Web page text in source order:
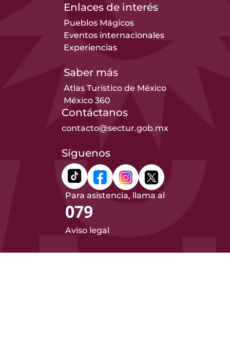
Enlaces de interés
Pueblos Mágicos
Eventos internacionales
Experiencias
Saber más
Atlas Turístico de México
México 360
Contáctanos
contacto@sectur.gob.mx
Síguenos
Para asistencia, llama al
079
Aviso legal